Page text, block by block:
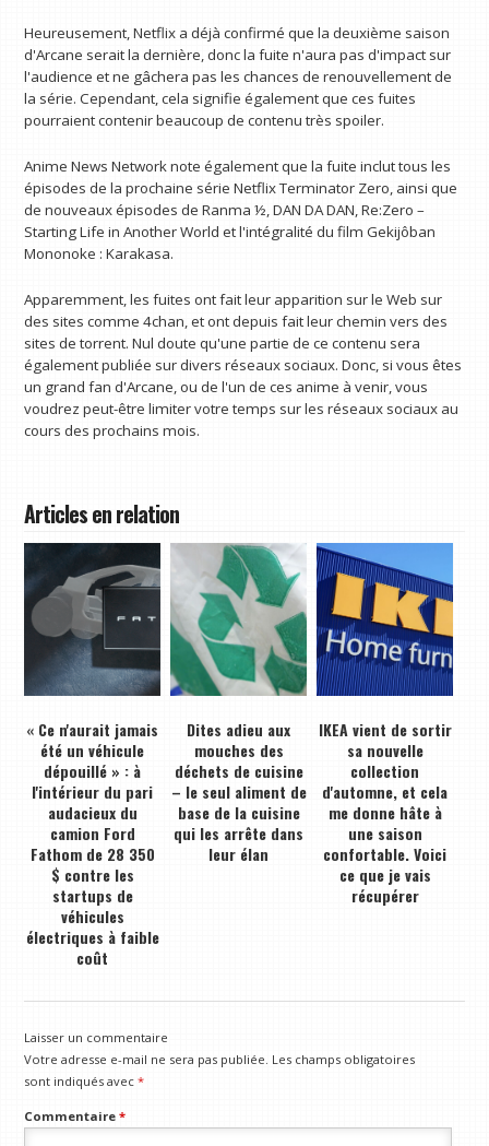
Heureusement, Netflix a déjà confirmé que la deuxième saison
d'Arcane serait la dernière, donc la fuite n'aura pas d'impact sur
l'audience et ne gâchera pas les chances de renouvellement de
la série. Cependant, cela signifie également que ces fuites
pourraient contenir beaucoup de contenu très spoiler.
Anime News Network note également que la fuite inclut tous les
épisodes de la prochaine série Netflix Terminator Zero, ainsi que
de nouveaux épisodes de Ranma ½, DAN DA DAN, Re:Zero –
Starting Life in Another World et l'intégralité du film Gekijôban
Mononoke : Karakasa.
Apparemment, les fuites ont fait leur apparition sur le Web sur
des sites comme 4chan, et ont depuis fait leur chemin vers des
sites de torrent. Nul doute qu'une partie de ce contenu sera
également publiée sur divers réseaux sociaux. Donc, si vous êtes
un grand fan d'Arcane, ou de l'un de ces anime à venir, vous
voudrez peut-être limiter votre temps sur les réseaux sociaux au
cours des prochains mois.
Articles en relation
« Ce n'aurait jamais
été un véhicule
dépouillé » : à
l'intérieur du pari
audacieux du
camion Ford
Fathom de 28 350
$ contre les
startups de
véhicules
électriques à faible
coût
Dites adieu aux
mouches des
déchets de cuisine
– le seul aliment de
base de la cuisine
qui les arrête dans
leur élan
IKEA vient de sortir
sa nouvelle
collection
d'automne, et cela
me donne hâte à
une saison
confortable. Voici
ce que je vais
récupérer
Laisser un commentaire
Votre adresse e-mail ne sera pas publiée. Les champs obligatoires
sont indiqués avec*
Commentaire*